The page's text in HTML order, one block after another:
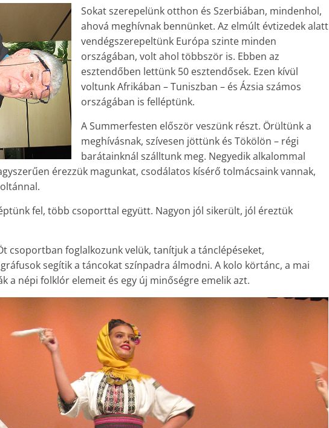
Sokat szerepelünk otthon és Szerbiában, mindenhol,
ahová meghívnak bennünket. Az elmúlt évtizedek alatt
vendégszerepeltünk Európa szinte minden
országában, volt ahol többször is. Ebben az
esztendőben lettünk 50 esztendősek. Ezen kívül
voltunk Afrikában – Tuniszban – és Ázsia számos
országában is felléptünk.
A Summerfesten először veszünk részt. Örültünk a
meghívásnak, szívesen jöttünk és Tökölön – régi
barátainknál szálltunk meg. Negyedik alkalommal
érezzük magunkat, csodálatos kísérő tolmácsaink vannak,
fel, több csoporttal együtt. Nagyon jól sikerült, jól éreztük
csoportban foglalkozunk velük, tanítjuk a tánclépéseket,
segítik a táncokat színpadra álmodni. A kolo körtánc, a mai
a népi folklór elemeit és egy új minőségre emelik azt.